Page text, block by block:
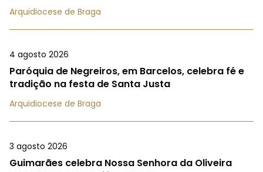
Arquidiocese de Braga
4 agosto 2026
Paróquia de Negreiros, em Barcelos, celebra fé e
tradição na festa de Santa Justa
Arquidiocese de Braga
3 agosto 2026
Guimarães celebra Nossa Senhora da Oliveira